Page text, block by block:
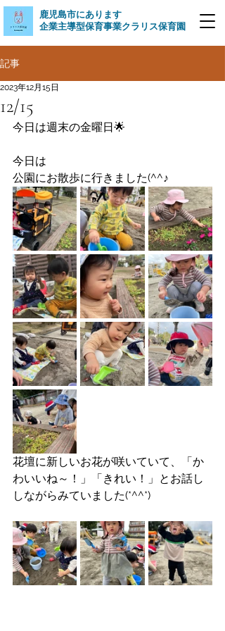
​鹿児島市にあります
企業主導型保育事業クラリス保育園
記事
12/15
2023年12月15日
今日は週末の金曜日🌟
今日は
公園にお散歩に行きました(^^♪
花壇に新しいお花が咲いていて、「か
わいいね～！」「きれい！」とお話し
しながらみていました(*^^*)